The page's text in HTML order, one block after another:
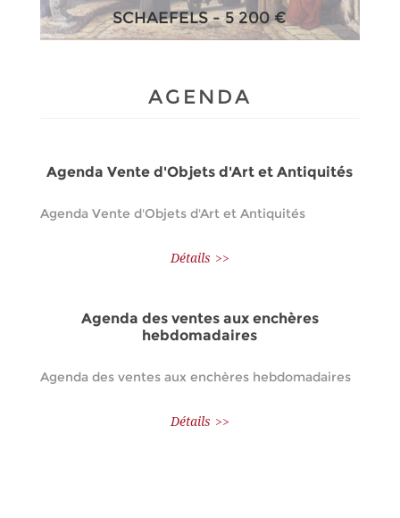
VAN MIEGHEM EUG. - 20 000 €
AGENDA
Agenda Vente d'Objets d'Art et Antiquités
Agenda Vente d'Objets d'Art et Antiquités
Détails
Agenda des ventes aux enchères
hebdomadaires
Agenda des ventes aux enchères hebdomadaires
Détails